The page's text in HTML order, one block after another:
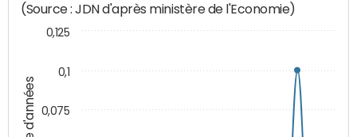
(Source : JDN d'après ministère de l'Economie)
0,075
0,1
0,125